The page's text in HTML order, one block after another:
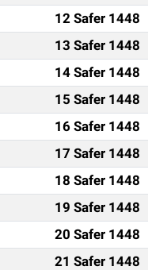
12 Safer 1448
13 Safer 1448
14 Safer 1448
15 Safer 1448
16 Safer 1448
17 Safer 1448
18 Safer 1448
19 Safer 1448
20 Safer 1448
21 Safer 1448